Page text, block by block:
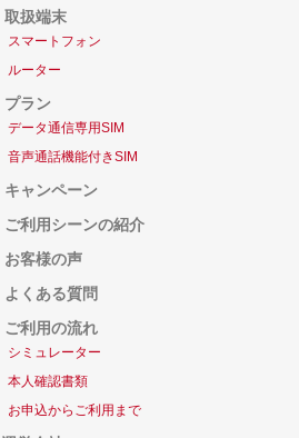
取扱端末
スマートフォン
ルーター
プラン
データ通信専用SIM
音声通話機能付きSIM
キャンペーン
ご利用シーンの紹介
お客様の声
よくある質問
ご利用の流れ
シミュレーター
本人確認書類
お申込からご利用まで